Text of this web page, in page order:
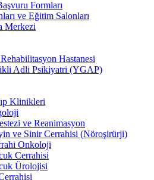
Formları
ve Eğitim Salonları
Merkezi
Hastanesi
Adli Psikiyatri (YGAP)
Klinikleri
ve Reanimasyon
ve Sinir Cerrahisi (Nöroşirürji)
Onkoloji
Cerrahisi
Ürolojisi